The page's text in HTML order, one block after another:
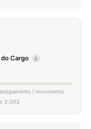
do Cargo i
/ movimento
2.003